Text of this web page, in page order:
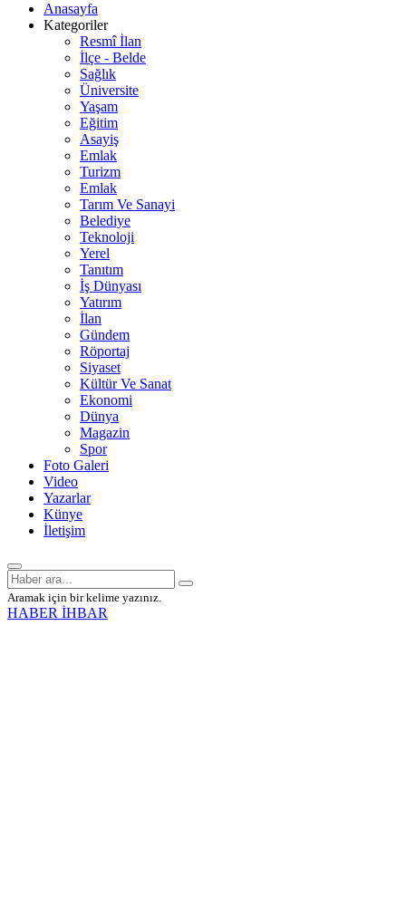
Anasayfa
Kategoriler
Resmî İlan
İlçe - Belde
Sağlık
Üniversite
Yaşam
Eğitim
Asayiş
Emlak
Turizm
Emlak
Tarım Ve Sanayi
Belediye
Teknoloji
Yerel
Tanıtım
İş Dünyası
Yatırım
İlan
Gündem
Röportaj
Siyaset
Kültür Ve Sanat
Ekonomi
Dünya
Magazin
Spor
Foto Galeri
Video
Yazarlar
Künye
İletişim
Aramak için bir kelime yazınız.
HABER İHBAR